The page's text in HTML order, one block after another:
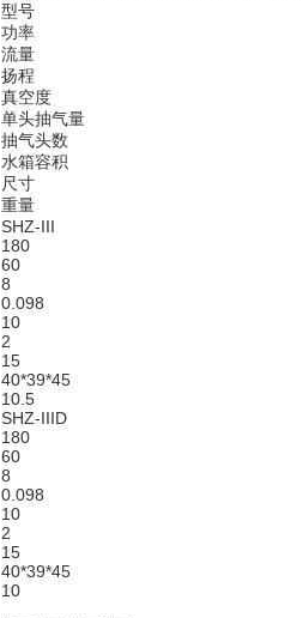
型号
功率
流量
扬程
真空度
单头抽气量
抽气头数
水箱容积
尺寸
重量
SHZ-III
180
60
8
0.098
10
2
15
40*39*45
10.5
SHZ-IIID
180
60
8
0.098
10
2
15
40*39*45
10